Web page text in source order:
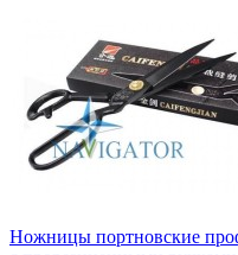
Ножницы портновские